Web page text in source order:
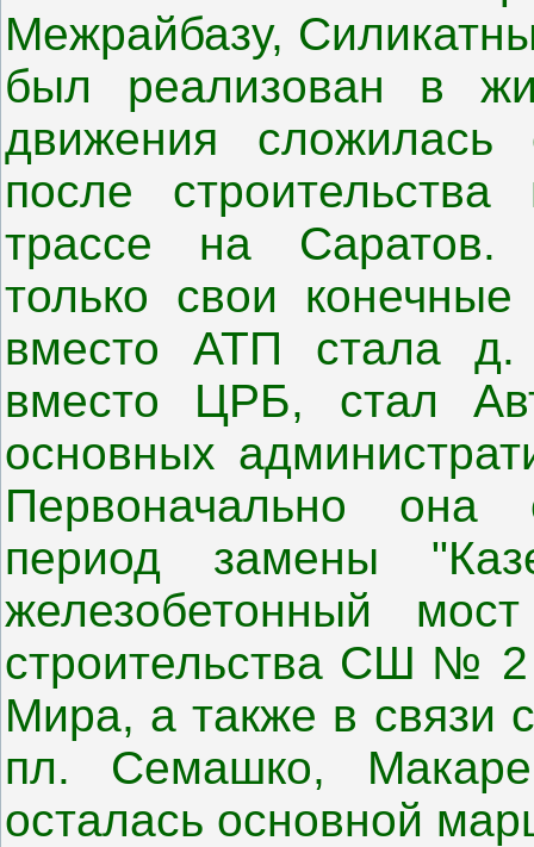
Межрайбазу,
был реализован в
движения
после
трассе на
только свои конечные
вместо АТП стала
вместо ЦРБ, стал
основных
Первоначально она
период замены
железобетонный
строительства СШ № 2
Мира, а также в связи
пл. Семашко,
осталась основной